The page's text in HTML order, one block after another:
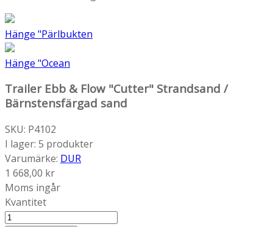
Hänge "Pärlbukten
Hänge "Ocean
Trailer Ebb & Flow "Cutter" Strandsand /
Bärnstensfärgad sand
SKU: P4102
I lager: 5 produkter
Varumärke: DUR
1 668,00 kr
Moms ingår
Kvantitet